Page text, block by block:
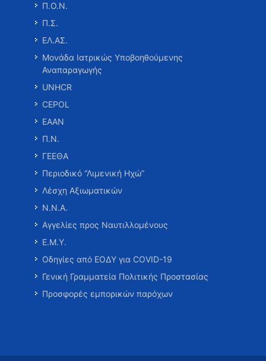
Π.Ο.Ν.
Π.Σ.
ΕΛ.ΑΣ.
Μονάδα Ιατρικώς Υποβοηθούμενης
Αναπαραγωγής
UNHCR
CEPOL
ΕΑΑΝ
Π.Ν.
ΓΕΕΘΑ
Περιοδικό “Λιμενική Ηχώ”
Λέσχη Αξιωματικών
Ν.Ν.Α.
Αγγελίες προς Ναυτιλλομένους
Ε.Μ.Υ.
Οδηγίες από ΕΟΔΥ για COVID-19
Γενική Γραμματεία Πολιτικής Προστασίας
Προσφορές εμπορικών παρόχων